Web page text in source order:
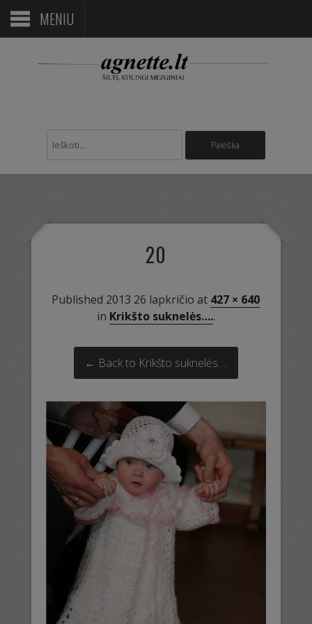
MENIU
20
Published 2013 26 lapkričio at 427 × 640
in Krikšto suknelės…..
← Back to Krikšto suknelės….